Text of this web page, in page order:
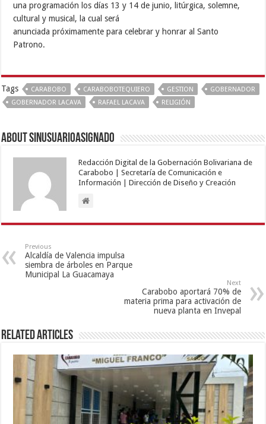
una programación los días 13 y 14 de junio, litúrgica, solemne,
cultural y musical, la cual será
anunciada próximamente para celebrar y honrar al Santo
Patrono.
Tags CARABOBO CARABOBOTEQUIERO GESTION
GOBERNADOR
GOBERNADOR LACAVA
RAFAEL LACAVA RELIGIÓN
About sinusuarioasignado
Redacción Digital de la Gobernación Bolivariana de
Carabobo | Secretaría de Comunicación e
Información | Dirección de Diseño y Creación
Previous
Alcaldía de Valencia impulsa
siembra de árboles en Parque
Municipal La Guacamaya
Next
Carabobo aportará 70% de
materia prima para activación de
nueva planta en Invepal
Related Articles